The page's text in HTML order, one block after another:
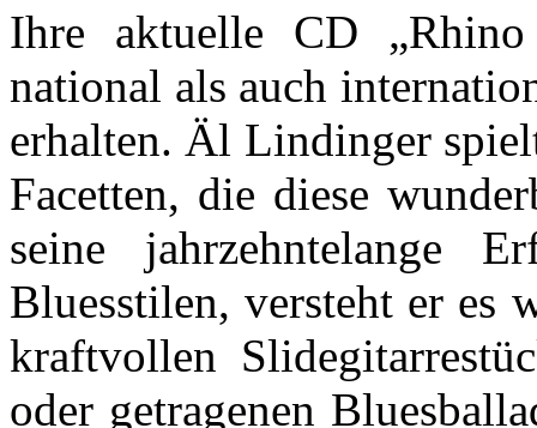
Ihre aktuelle CD
national als auch
erhalten. Äl Lindinger
Facetten, die diese
seine jahrzehntelange
Bluesstilen, versteht er es
kraftvollen
oder getragenen